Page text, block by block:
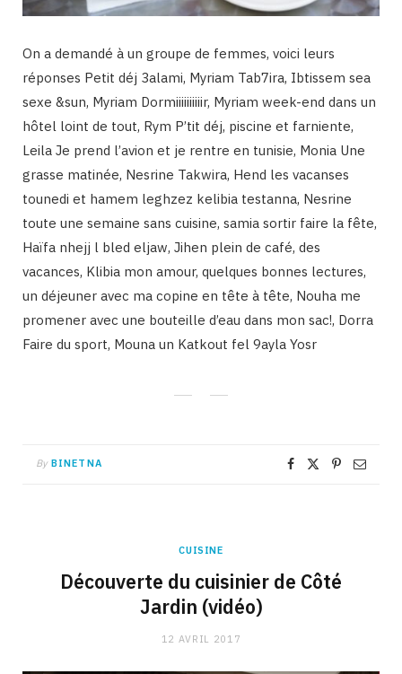
On a demandé à un groupe de femmes, voici leurs
réponses Petit déj 3alami, Myriam Tab7ira, Ibtissem sea
sexe &sun, Myriam Dormiiiiiiiiiir, Myriam week-end dans un
hôtel loint de tout, Rym P’tit déj, piscine et farniente,
Leila Je prend l’avion et je rentre en tunisie, Monia Une
grasse matinée, Nesrine Takwira, Hend les vacanses
tounedi et hamem leghzez kelibia testanna, Nesrine
toute une semaine sans cuisine, samia sortir faire la fête,
Haïfa nhejj l bled eljaw, Jihen plein de café, des
vacances, Klibia mon amour, quelques bonnes lectures,
un déjeuner avec ma copine en tête à tête, Nouha me
promener avec une bouteille d’eau dans mon sac!, Dorra
Faire du sport, Mouna un Katkout fel 9ayla Yosr
By BINETNA
CUISINE
Découverte du cuisinier de Côté
Jardin (vidéo)
12 AVRIL 2017